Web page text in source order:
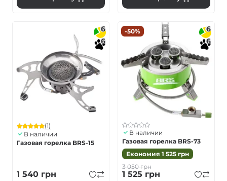
6
6
(1)
В наличии
Газовая горелка BRS-15
1 540 грн
-50%
6
6
В наличии
Газовая горелка BRS-73
Економия 1 525 грн
3 050грн
1 525 грн